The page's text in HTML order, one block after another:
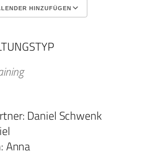
HINZUFÜGEN
Daniel Schwenk
Anna